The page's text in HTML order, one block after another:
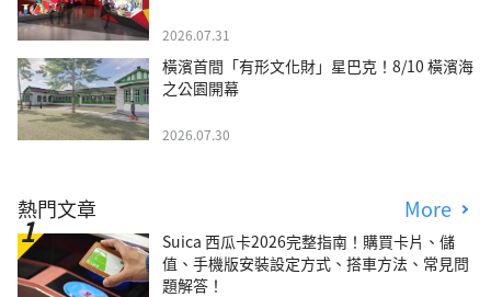
2026.07.31
橫濱首間「有形文化財」星巴克！8/10 橫濱海
之公園開幕
2026.07.30
熱門文章 More
Suica 西瓜卡2026完整指南！購買卡片、儲
值、手機版安裝設定方式、搭車方法、常見問
題解答！